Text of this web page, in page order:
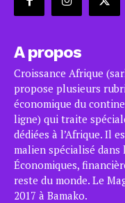
A propos
Croissance Afrique
propose plusieurs
économique du
ligne) qui traite
dédiées à l’Afrique. Il
malien spécialisé
Économiques,
reste du monde. Le
2017 à Bamako.